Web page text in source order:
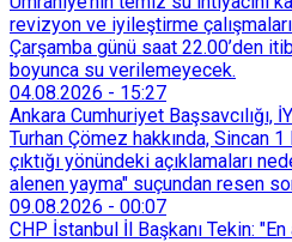
revizyon ve iyileştirme
Çarşamba günü saat 22.00’den
boyunca su verilemeyecek.
04.08.2026 - 15:27
Ankara Cumhuriyet Başsavcılığı,
Turhan Çömez hakkında, Sincan
çıktığı yönündeki açıklamaları
alenen yayma" suçundan resen
duyurdu.
09.08.2026 - 00:07
CHP İstanbul İl Başkanı Tekin: